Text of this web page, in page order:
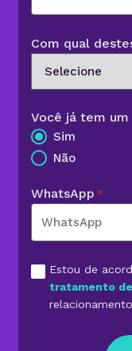
Com qual
Você já tem um
Sim
Não
WhatsApp *
AceiteEstou de
tratamento